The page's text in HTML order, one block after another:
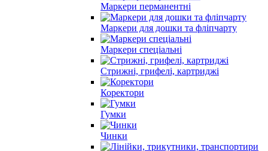
Маркери перманентні
Маркери для дошки та фліпчарту
Маркери спеціальні
Стрижні, грифелі, картриджi
Коректори
Гумки
Чинки